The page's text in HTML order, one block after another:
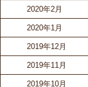
2020年2月
2020年1月
2019年12月
2019年11月
2019年10月